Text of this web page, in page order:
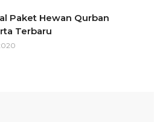
Paket Hewan Qurban
Terbaru